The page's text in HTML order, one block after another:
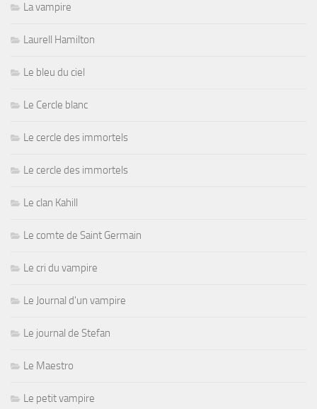
La vampire
Laurell Hamilton
Le bleu du ciel
Le Cercle blanc
Le cercle des immortels
Le cercle des immortels
Le clan Kahill
Le comte de Saint Germain
Le cri du vampire
Le Journal d'un vampire
Le journal de Stefan
Le Maestro
Le petit vampire